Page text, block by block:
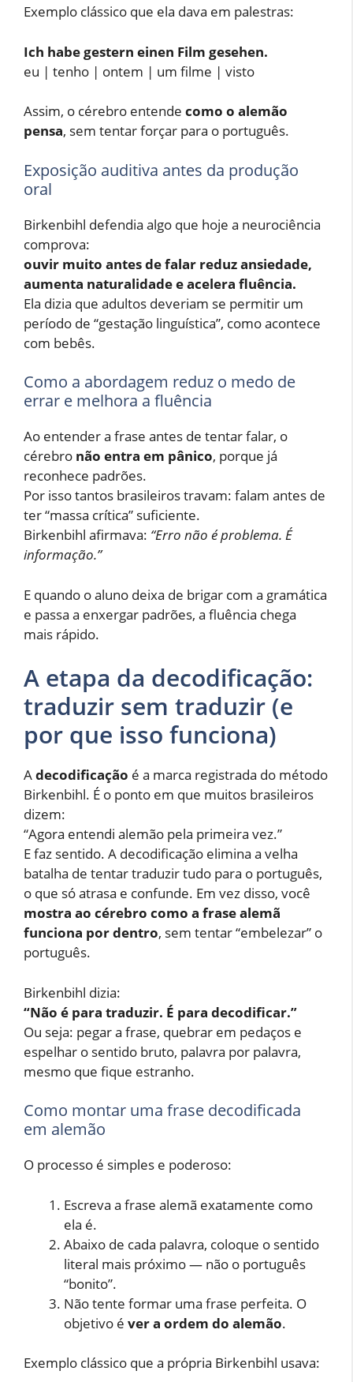
Exemplo clássico que ela dava em palestras:
Ich habe gestern einen Film gesehen.
eu | tenho | ontem | um filme | visto
Assim, o cérebro entende como o alemão
pensa, sem tentar forçar para o português.
Exposição auditiva antes da produção
oral
Birkenbihl defendia algo que hoje a neurociência
comprova:
ouvir muito antes de falar reduz ansiedade,
aumenta naturalidade e acelera fluência.
Ela dizia que adultos deveriam se permitir um
período de “gestação linguística”, como acontece
com bebês.
Como a abordagem reduz o medo de
errar e melhora a fluência
Ao entender a frase antes de tentar falar, o
cérebro não entra em pânico, porque já
reconhece padrões.
Por isso tantos brasileiros travam: falam antes de
ter “massa crítica” suficiente.
Birkenbihl afirmava: “Erro não é problema. É
informação.”
E quando o aluno deixa de brigar com a gramática
e passa a enxergar padrões, a fluência chega
mais rápido.
A etapa da decodificação:
traduzir sem traduzir (e
por que isso funciona)
Adecodificação é a marca registrada do método
Birkenbihl. É o ponto em que muitos brasileiros
dizem:
“Agora entendi alemão pela primeira vez.”
E faz sentido. A decodificação elimina a velha
batalha de tentar traduzir tudo para o português,
o que só atrasa e confunde. Em vez disso, você
mostra ao cérebro como a frase alemã
funciona por dentro, sem tentar “embelezar” o
português.
Birkenbihl dizia:
“Não é para traduzir. É para decodificar.”
Ou seja: pegar a frase, quebrar em pedaços e
espelhar o sentido bruto, palavra por palavra,
mesmo que fique estranho.
Como montar uma frase decodificada
em alemão
O processo é simples e poderoso:
Escreva a frase alemã exatamente como
ela é.
Abaixo de cada palavra, coloque o sentido
literal mais próximo — não o português
“bonito”.
Não tente formar uma frase perfeita. O
objetivo é ver a ordem do alemão.
Exemplo clássico que a própria Birkenbihl usava: